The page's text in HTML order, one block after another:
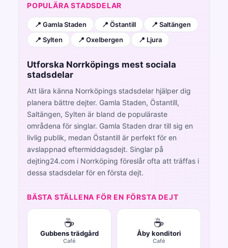
POPULÄRA STADSDELAR
📍 Gamla Staden 📍 Östantill
📍 Saltängen
📍 Sylten
📍 Oxelbergen 📍 Ljura
Utforska Norrköpings mest sociala
stadsdelar
Att lära känna Norrköpings stadsdelar hjälper dig
planera bättre dejter. Gamla Staden, Östantill,
Saltängen, Sylten är bland de populäraste
områdena för singlar. Gamla Staden drar till sig en
livlig publik, medan Östantill är perfekt för en
avslappnad eftermiddagsdejt. Singlar på
dejting24.com i Norrköping föreslår ofta att träffas i
dessa stadsdelar för en första dejt.
BÄSTA STÄLLENA FÖR EN FÖRSTA DEJT
☕
Gubbens trädgård
Café
☕
Åby konditori
Café